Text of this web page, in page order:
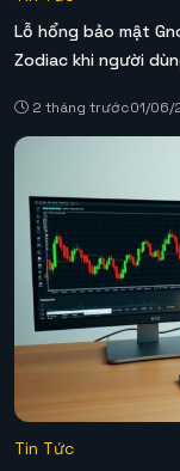
Lỗ hổng bảo mật
Zodiac khi người
2 tháng trước01/06/
Tin Tức